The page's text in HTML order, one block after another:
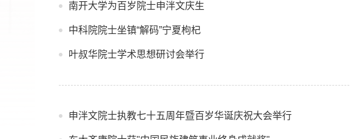
南开大学为百岁院士申泮文庆生
中科院院士坐镇“解码”宁夏枸杞
叶叔华院士学术思想研讨会举行
申泮文院士执教七十五周年暨百岁华诞庆祝大会举行